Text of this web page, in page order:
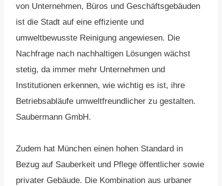
von Unternehmen, Büros und Geschäftsgebäuden
ist die Stadt auf eine effiziente und
umweltbewusste Reinigung angewiesen. Die
Nachfrage nach nachhaltigen Lösungen wächst
stetig, da immer mehr Unternehmen und
Institutionen erkennen, wie wichtig es ist, ihre
Betriebsabläufe umweltfreundlicher zu gestalten.
Saubermann GmbH.
Zudem hat München einen hohen Standard in
Bezug auf Sauberkeit und Pflege öffentlicher sowie
privater Gebäude. Die Kombination aus urbaner